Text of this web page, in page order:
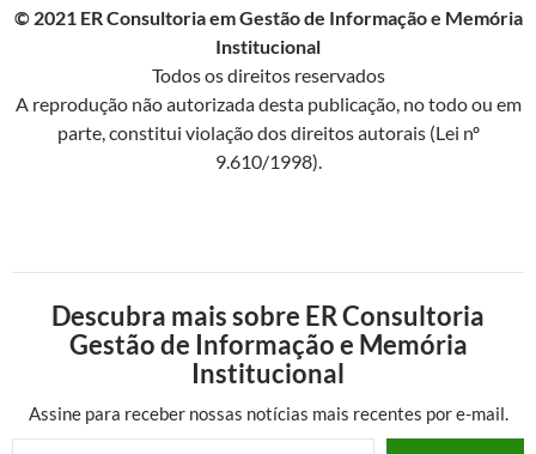
© 2021 ER Consultoria em Gestão de Informação e Memória
Institucional
Todos os direitos reservados
A reprodução não autorizada desta publicação, no todo ou em
parte, constitui violação dos direitos autorais (Lei nº
9.610/1998).
Descubra mais sobre ER Consultoria
Gestão de Informação e Memória
Institucional
Assine para receber nossas notícias mais recentes por e-mail.
Digite seu e-mail…